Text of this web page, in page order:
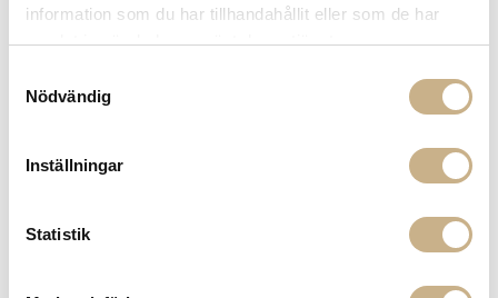
information som du har tillhandahållit eller som de har
samlat in när du har använt deras tjänster.
Nödvändig
Inställningar
Statistik